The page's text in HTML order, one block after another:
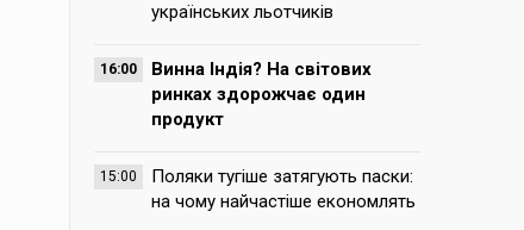
українських льотчиків
16:00
Винна Індія? На світових
ринках здорожчає один
продукт
15:00
Поляки тугіше затягують паски:
на чому найчастіше економлять